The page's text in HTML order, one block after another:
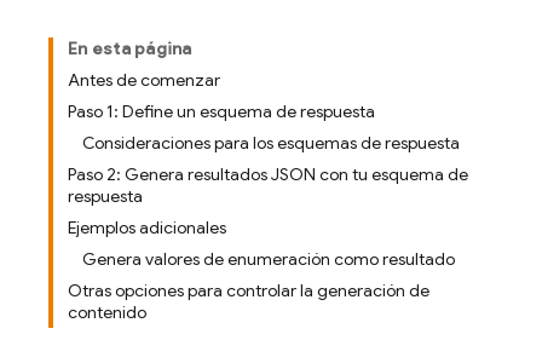
En esta página
Antes de comenzar
Paso 1: Define un esquema de respuesta
Consideraciones para los esquemas de respuesta
Paso 2: Genera resultados JSON con tu esquema de
respuesta
Ejemplos adicionales
Genera valores de enumeración como resultado
Otras opciones para controlar la generación de
contenido